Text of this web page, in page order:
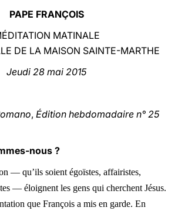
PAPE FRANÇOIS
MATINALE
DE LA MAISON SAINTE-MARTHE
Jeudi 28 mai 2015
, Édition hebdomadaire n° 25
nous ?
— qu’ils soient égoïstes, affairistes,
— éloignent les gens qui cherchent Jésus.
que François a mis en garde. En